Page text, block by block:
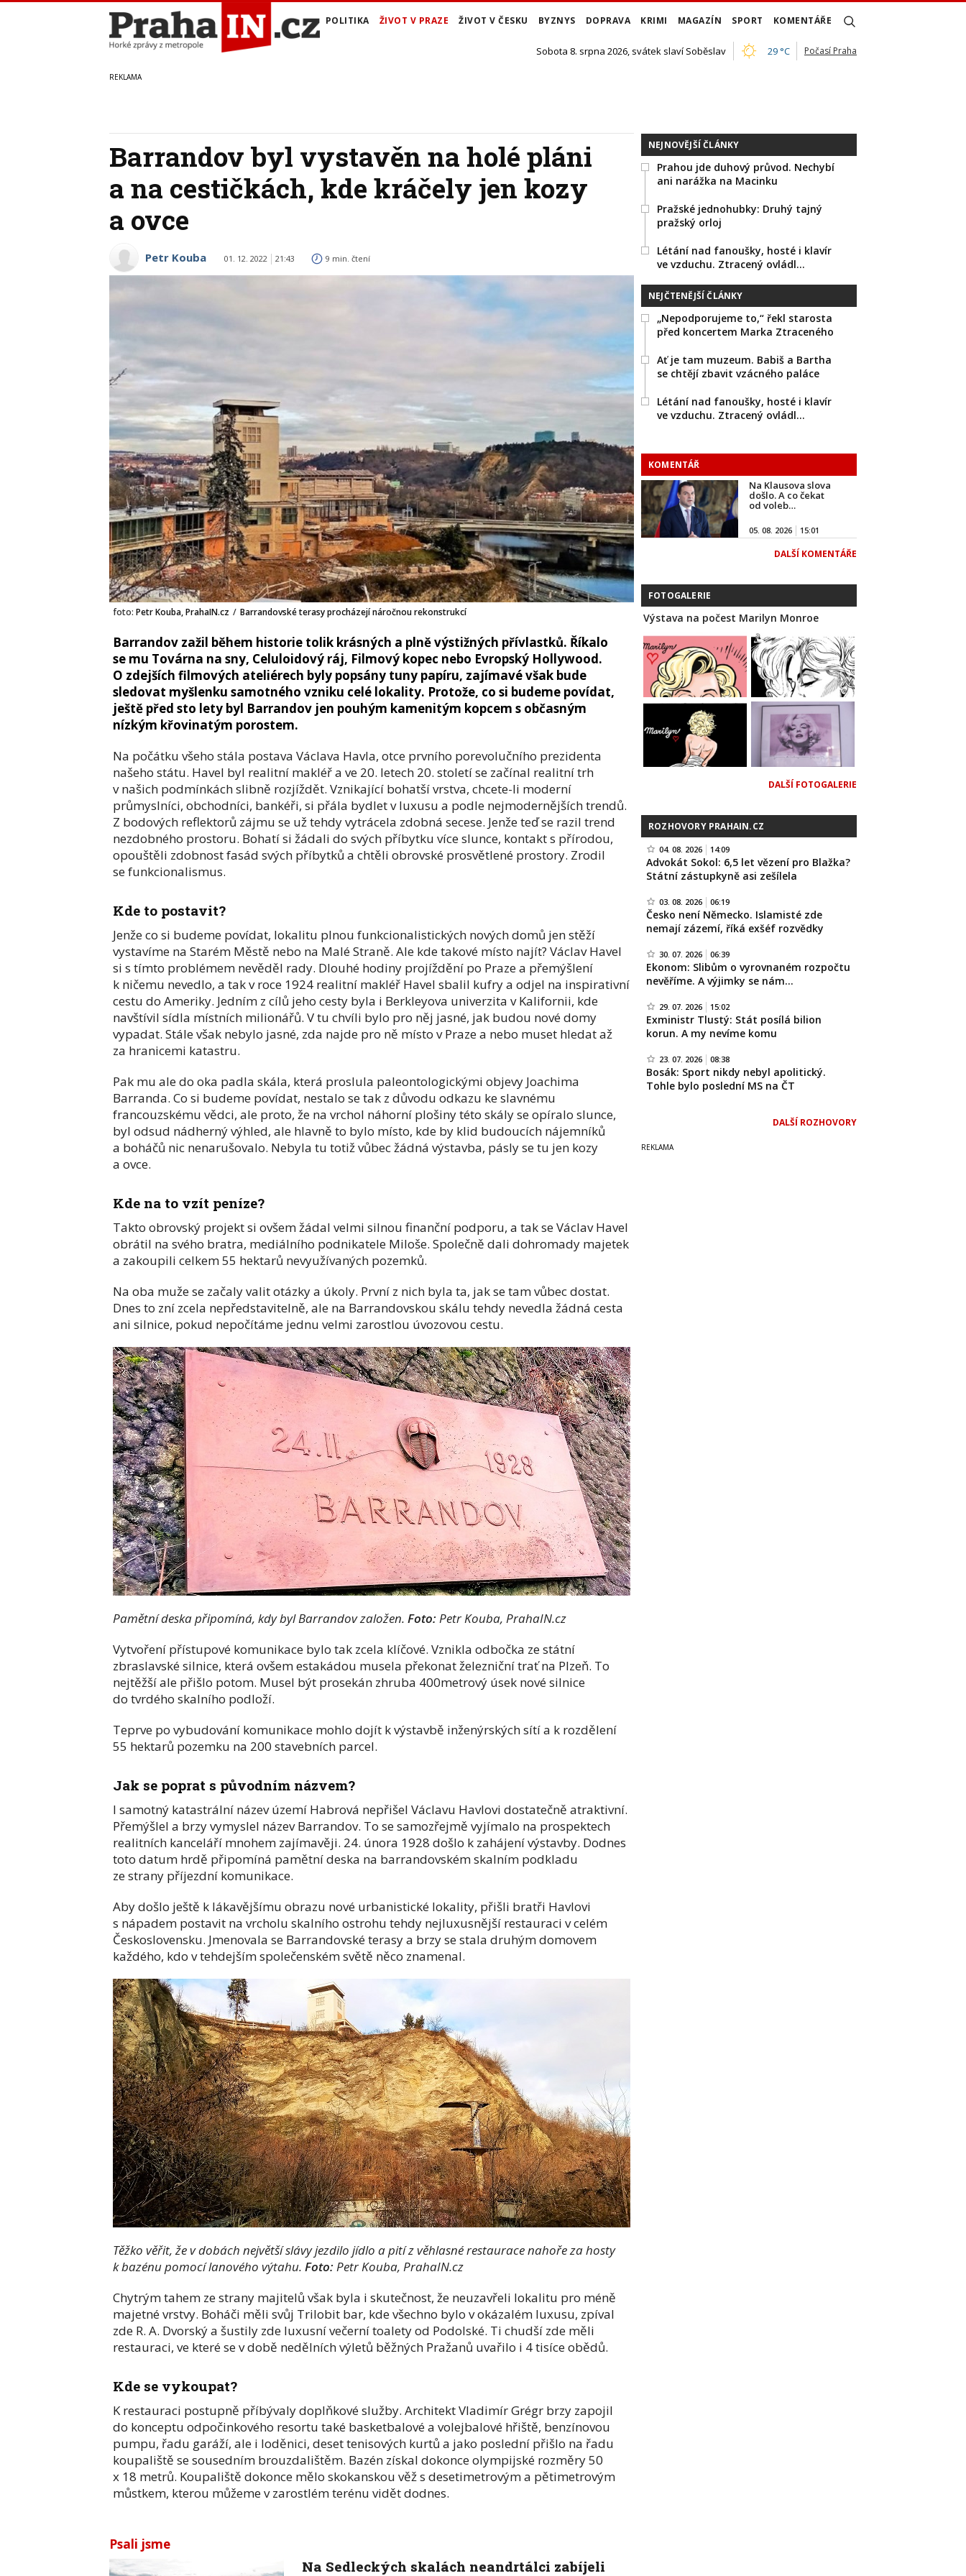
POLITIKA ŽIVOT V PRAZE ŽIVOT V ČESKU BYZNYS DOPRAVA KRIMI MAGAZÍN SPORT KOMENTÁŘE
Sobota 8. srpna 2026, svátek slaví Soběslav 29 °C Počasí Praha
Barrandov byl vystavěn na holé pláni
a na cestičkách, kde kráčely jen kozy
a ovce
Petr Kouba 01. 12. 2022 21:43 9 min. čtení
foto: Petr Kouba, PrahaIN.cz / Barrandovské terasy procházejí náročnou rekonstrukcí
Barrandov zažil během historie tolik krásných a plně výstižných přívlastků. Říkalo
se mu Továrna na sny, Celuloidový ráj, Filmový kopec nebo Evropský Hollywood.
O zdejších filmových ateliérech byly popsány tuny papíru, zajímavé však bude
sledovat myšlenku samotného vzniku celé lokality. Protože, co si budeme povídat,
ještě před sto lety byl Barrandov jen pouhým kamenitým kopcem s občasným
nízkým křovinatým porostem.
Na počátku všeho stála postava Václava Havla, otce prvního porevolučního prezidenta
našeho státu. Havel byl realitní makléř a ve 20. letech 20. století se začínal realitní trh
v našich podmínkách slibně rozjíždět. Vznikající bohatší vrstva, chcete-li moderní
průmyslníci, obchodníci, bankéři, si přála bydlet v luxusu a podle nejmodernějších trendů.
Z bodových reflektorů zájmu se už tehdy vytrácela zdobná secese. Jenže teď se razil trend
nezdobného prostoru. Bohatí si žádali do svých příbytku více slunce, kontakt s přírodou,
opouštěli zdobnost fasád svých příbytků a chtěli obrovské prosvětlené prostory. Zrodil
se funkcionalismus.
Kde to postavit?
Jenže co si budeme povídat, lokalitu plnou funkcionalistických nových domů jen stěží
vystavíme na Starém Městě nebo na Malé Straně. Ale kde takové místo najít? Václav Havel
si s tímto problémem nevěděl rady. Dlouhé hodiny projíždění po Praze a přemýšlení
k ničemu nevedlo, a tak v roce 1924 realitní makléř Havel sbalil kufry a odjel na inspirativní
cestu do Ameriky. Jedním z cílů jeho cesty byla i Berkleyova univerzita v Kalifornii, kde
navštívil sídla místních milionářů. V tu chvíli bylo pro něj jasné, jak budou nové domy
vypadat. Stále však nebylo jasné, zda najde pro ně místo v Praze a nebo muset hledat až
za hranicemi katastru.
Pak mu ale do oka padla skála, která proslula paleontologickými objevy Joachima
Barranda. Co si budeme povídat, nestalo se tak z důvodu odkazu ke slavnému
francouzskému vědci, ale proto, že na vrchol náhorní plošiny této skály se opíralo slunce,
byl odsud nádherný výhled, ale hlavně to bylo místo, kde by klid budoucích nájemníků
a boháčů nic nenarušovalo. Nebyla tu totiž vůbec žádná výstavba, pásly se tu jen kozy
a ovce.
Kde na to vzít peníze?
Takto obrovský projekt si ovšem žádal velmi silnou finanční podporu, a tak se Václav Havel
obrátil na svého bratra, mediálního podnikatele Miloše. Společně dali dohromady majetek
a zakoupili celkem 55 hektarů nevyužívaných pozemků.
Na oba muže se začaly valit otázky a úkoly. První z nich byla ta, jak se tam vůbec dostat.
Dnes to zní zcela nepředstavitelně, ale na Barrandovskou skálu tehdy nevedla žádná cesta
ani silnice, pokud nepočítáme jednu velmi zarostlou úvozovou cestu.
Pamětní deska připomíná, kdy byl Barrandov založen. Foto: Petr Kouba, PrahaIN.cz
Vytvoření přístupové komunikace bylo tak zcela klíčové. Vznikla odbočka ze státní
zbraslavské silnice, která ovšem estakádou musela překonat železniční trať na Plzeň. To
nejtěžší ale přišlo potom. Musel být prosekán zhruba 400metrový úsek nové silnice
do tvrdého skalního podloží.
Teprve po vybudování komunikace mohlo dojít k výstavbě inženýrských sítí a k rozdělení
55 hektarů pozemku na 200 stavebních parcel.
Jak se poprat s původním názvem?
I samotný katastrální název území Habrová nepřišel Václavu Havlovi dostatečně atraktivní.
Přemýšlel a brzy vymyslel název Barrandov. To se samozřejmě vyjímalo na prospektech
realitních kanceláří mnohem zajímavěji. 24. února 1928 došlo k zahájení výstavby. Dodnes
toto datum hrdě připomíná pamětní deska na barrandovském skalním podkladu
ze strany příjezdní komunikace.
Aby došlo ještě k lákavějšímu obrazu nové urbanistické lokality, přišli bratři Havlovi
s nápadem postavit na vrcholu skalního ostrohu tehdy nejluxusnější restauraci v celém
Československu. Jmenovala se Barrandovské terasy a brzy se stala druhým domovem
každého, kdo v tehdejším společenském světě něco znamenal.
Těžko věřit, že v dobách největší slávy jezdilo jídlo a pití z věhlasné restaurace nahoře za hosty
k bazénu pomocí lanového výtahu. Foto: Petr Kouba, PrahaIN.cz
Chytrým tahem ze strany majitelů však byla i skutečnost, že neuzavřeli lokalitu pro méně
majetné vrstvy. Boháči měli svůj Trilobit bar, kde všechno bylo v okázalém luxusu, zpíval
zde R. A. Dvorský a šustily zde luxusní večerní toalety od Podolské. Ti chudší zde měli
restauraci, ve které se v době nedělních výletů běžných Pražanů uvařilo i 4 tisíce obědů.
Kde se vykoupat?
K restauraci postupně příbývaly doplňkové služby. Architekt Vladimír Grégr brzy zapojil
do konceptu odpočinkového resortu také basketbalové a volejbalové hřiště, benzínovou
pumpu, řadu garáží, ale i loděnici, deset tenisových kurtů a jako poslední přišlo na řadu
koupaliště se sousedním brouzdalištěm. Bazén získal dokonce olympijské rozměry 50
x 18 metrů. Koupaliště dokonce mělo skokanskou věž s desetimetrovým a pětimetrovým
můstkem, kterou můžeme v zarostlém terénu vidět dodnes.
Psali jsme
Na Sedleckých skalách neandrtálci zabíjeli
NEJNOVĚJŠÍ ČLÁNKY
Prahou jde duhový průvod. Nechybí
ani narážka na Macinku
Pražské jednohubky: Druhý tajný
pražský orloj
Létání nad fanoušky, hosté i klavír
ve vzduchu. Ztracený ovládl…
NEJČTENĚJŠÍ ČLÁNKY
„Nepodporujeme to,“ řekl starosta
před koncertem Marka Ztraceného
Ať je tam muzeum. Babiš a Bartha
se chtějí zbavit vzácného paláce
Létání nad fanoušky, hosté i klavír
ve vzduchu. Ztracený ovládl…
KOMENTÁŘ
Na Klausova slova
došlo. A co čekat
od voleb…
05. 08. 2026 15:01
DALŠÍ KOMENTÁŘE
FOTOGALERIE
Výstava na počest Marilyn Monroe
DALŠÍ FOTOGALERIE
ROZHOVORY PRAHAIN.CZ
04. 08. 2026 14:09
Advokát Sokol: 6,5 let vězení pro Blažka?
Státní zástupkyně asi zešílela
03. 08. 2026 06:19
Česko není Německo. Islamisté zde
nemají zázemí, říká exšéf rozvědky
30. 07. 2026 06:39
Ekonom: Slibům o vyrovnaném rozpočtu
nevěříme. A výjimky se nám…
29. 07. 2026 15:02
Exministr Tlustý: Stát posílá bilion
korun. A my nevíme komu
23. 07. 2026 08:38
Bosák: Sport nikdy nebyl apolitický.
Tohle bylo poslední MS na ČT
DALŠÍ ROZHOVORY